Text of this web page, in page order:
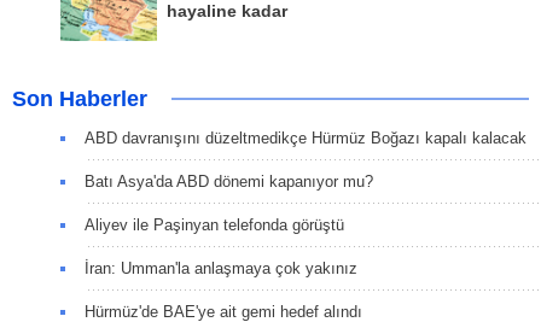
hayaline kadar
Son Haberler
ABD davranışını düzeltmedikçe Hürmüz Boğazı kapalı kalacak
Batı Asya'da ABD dönemi kapanıyor mu?
Aliyev ile Paşinyan telefonda görüştü
İran: Umman'la anlaşmaya çok yakınız
Hürmüz'de BAE'ye ait gemi hedef alındı